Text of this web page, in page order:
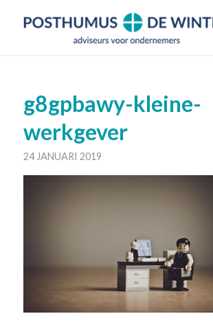
g8gpbawy-kleine-
werkgever
24 JANUARI 2019